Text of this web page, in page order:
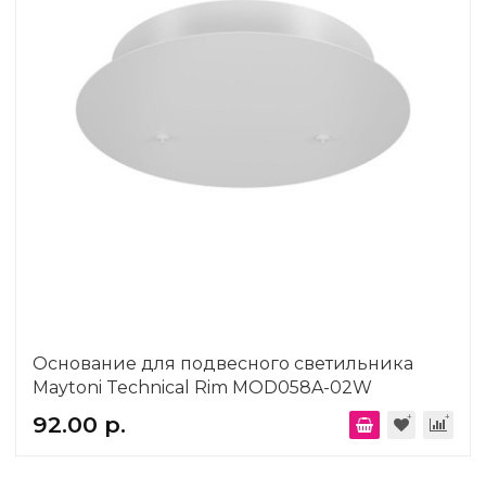
Основание для подвесного светильника
Maytoni Technical Rim MOD058A-02W
92.00 р.